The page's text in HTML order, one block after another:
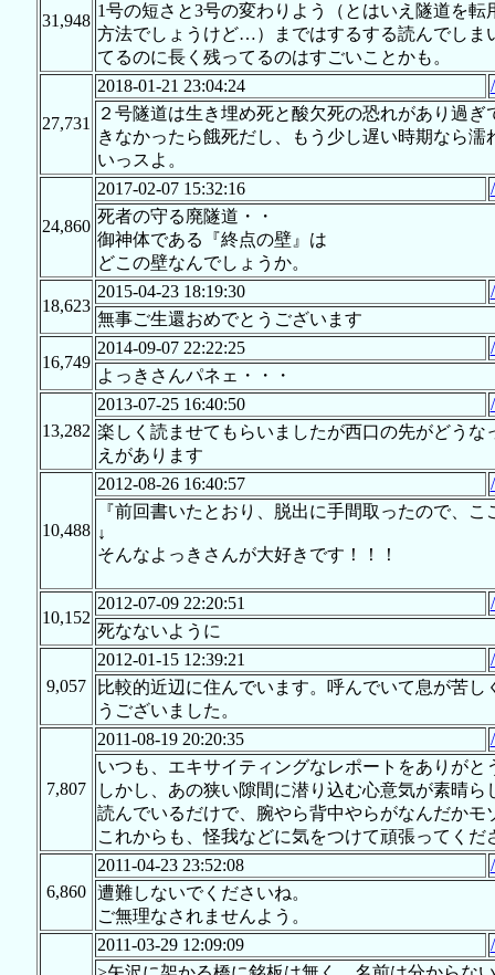
31,948
1号の短さと3号の変わりよう（とはいえ隧道を
方法でしょうけど…）まではするする読んでしま
てるのに長く残ってるのはすごいことかも。
27,731
2018-01-21 23:04:24
２号隧道は生き埋め死と酸欠死の恐れがあり過
きなかったら餓死だし、もう少し遅い時期なら
いっスよ。
24,860
2017-02-07 15:32:16
死者の守る廃隧道・・
御神体である『終点の壁』は
どこの壁なんでしょうか。
18,623
2015-04-23 18:19:30
無事ご生還おめでとうございます
16,749
2014-09-07 22:22:25
よっきさんパネェ・・・
13,282
2013-07-25 16:40:50
楽しく読ませてもらいましたが西口の先がどう
えがあります
10,488
2012-08-26 16:40:57
『前回書いたとおり、脱出に手間取ったので、
↓
そんなよっきさんが大好きです！！！
10,152
2012-07-09 22:20:51
死なないように
9,057
2012-01-15 12:39:21
比較的近辺に住んでいます。呼んでいて息が苦
うございました。
7,807
2011-08-19 20:20:35
いつも、エキサイティングなレポートをありがと
しかし、あの狭い隙間に潜り込む心意気が素晴ら
読んでいるだけで、腕やら背中やらがなんだかモ
これからも、怪我などに気をつけて頑張ってくだ
6,860
2011-04-23 23:52:08
遭難しないでくださいね。
ご無理なされませんよう。
2011-03-29 12:09:09